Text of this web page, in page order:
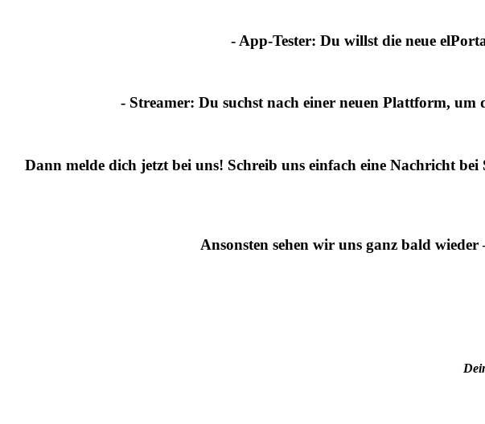
- App-Tester: Du willst die neue
- Streamer: Du suchst nach einer neuen Plattform, um
Dann melde dich jetzt bei uns! Schreib uns einfach eine Nachricht
Ansonsten sehen wir uns ganz bald